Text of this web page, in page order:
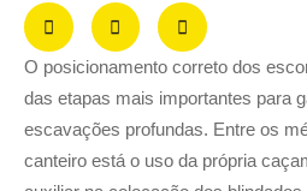
O posicionamento correto dos
das etapas mais importantes para
escavações profundas. Entre os
canteiro está o uso da própria